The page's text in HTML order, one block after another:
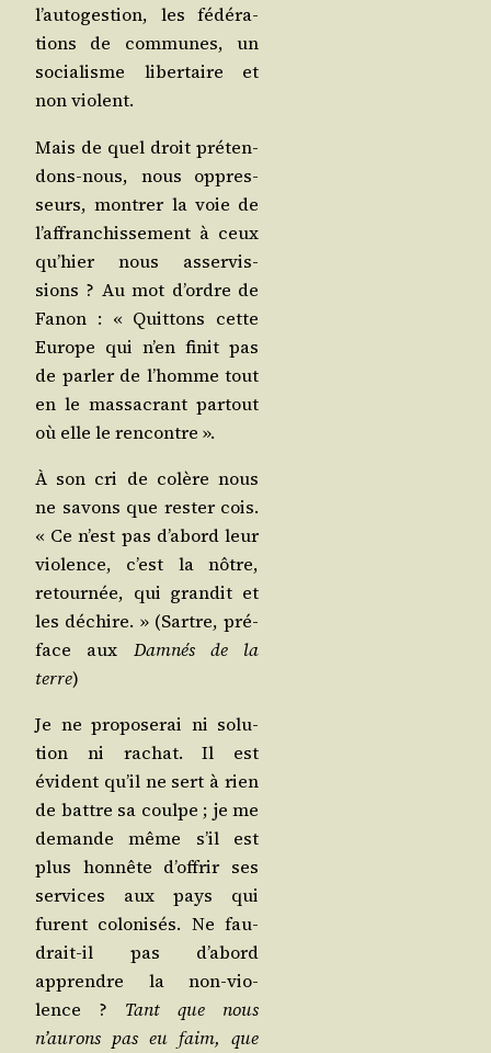
l’autogestion, les fédé­ra­
tions de com­munes, un
socia­lisme liber­taire et
non violent.
Mais de quel droit pré­ten­
dons-nous, nous oppres­
seurs, mon­trer la voie de
l’affranchissement à ceux
qu’hier nous asser­vis­
sions ? Au mot d’ordre de
Fanon : « Quit­tons cette
Europe qui n’en finit pas
de par­ler de l’homme tout
en le mas­sa­crant par­tout
où elle le rencontre ».
À son cri de colère nous
ne savons que res­ter cois.
« Ce n’est pas d’abord leur
vio­lence, c’est la nôtre,
retour­née, qui gran­dit et
les déchire. » (Sartre, pré­
face aux Dam­nés de la
terre)
Je ne pro­po­se­rai ni solu­
tion ni rachat. Il est
évident qu’il ne sert à rien
de battre sa coulpe ; je me
demande même s’il est
plus hon­nête d’offrir ses
ser­vices aux pays qui
furent colo­ni­sés. Ne fau­
drait-il pas d’abord
apprendre la non-vio­
lence ? Tant que nous
n’aurons pas eu faim, que